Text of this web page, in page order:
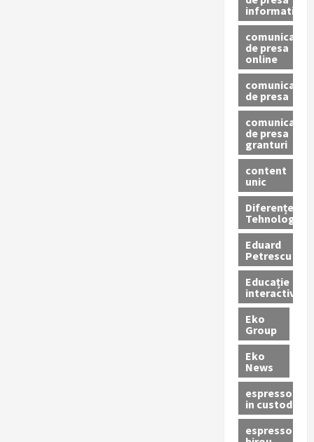
informativ
comunicat
de presa
online
comunicate
de presa
comunicate
de presa
granturi
content
unic
Diferențe
Tehnologice
Eduard
Petrescu
Educație
interactivă
Eko
Group
Eko
News
espressoare
in custodie
espressor